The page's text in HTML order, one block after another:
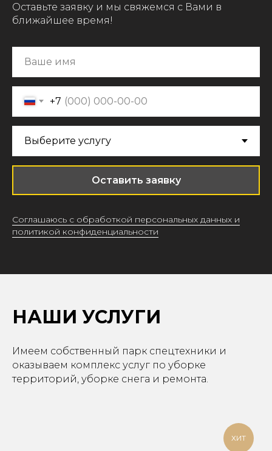
Оставьте заявку и мы свяжемся с Вами в
ближайшее время!
+7
Оставить заявку
Соглашаюсь с обработкой персональных данных и
политикой конфиденциальности
НАШИ УСЛУГИ
Имеем собственный парк спецтехники и
оказываем комплекс услуг по уборке
территорий, уборке снега и ремонта.
ХИТ